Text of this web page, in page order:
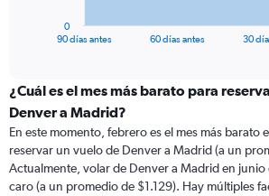
categories.
Range:
categories.
The
chart
has
90 días antes 60 días antes 30
0
¿Cuál es el mes más barato para
Denver a Madrid?
En este momento, febrero es el mes más barato
reservar un vuelo de Denver a Madrid (a un
Actualmente, volar de Denver a Madrid en junio
caro (a un promedio de $1.129). Hay múltiples